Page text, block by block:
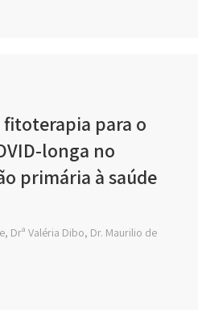
fitoterapia para o
longa no
primária à saúde
Drª Valéria Dibo, Dr. Maurilio de